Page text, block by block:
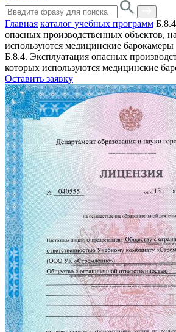
Главная каталог учебных программ
опасных производственных объектов,
используются медицинские барокамеры
Б.8.4. Эксплуатация опасных
которых используются медицинские
Оставить заявку